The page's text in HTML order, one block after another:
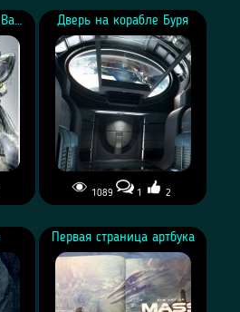
Концепт новой расы. Вариант 2 Дверь на корабле Буря
1089 1 2
корабле Буря
Первая страница артбука